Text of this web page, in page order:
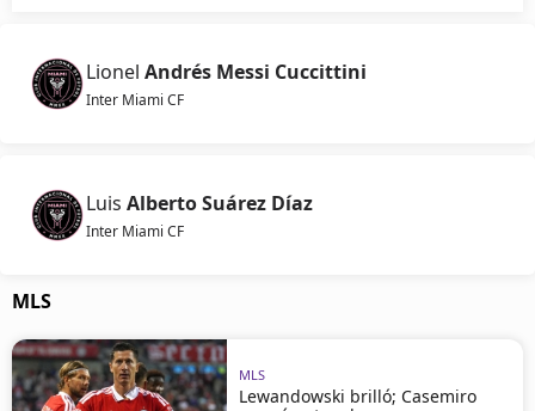
Lionel Andrés Messi Cuccittini
Inter Miami CF
Luis Alberto Suárez Díaz
Inter Miami CF
MLS
MLS
Lewandowski brilló; Casemiro